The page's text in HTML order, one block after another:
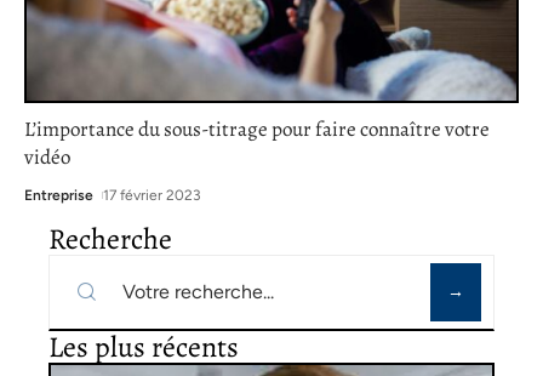
L’importance du sous-titrage pour faire connaître votre
vidéo
Entreprise 17 février 2023
Recherche
Les plus récents